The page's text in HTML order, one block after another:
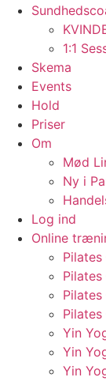
1:1
Skema
Events
Hold
Priser
Om
Mød
Ny i
Log ind
Online
Pilates
Pilates
Yin
Yin
Yin